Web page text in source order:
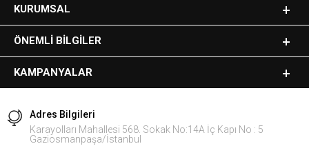
KURUMSAL
ÖNEMLI BILGILER
KAMPANYALAR
Adres Bilgileri
Karayolları Mahallesi 568. Sokak No:14A İç Kapı No : 5
Gaziosmanpaşa/İstanbul